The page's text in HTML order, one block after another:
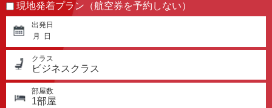
現地発着プラン（航空券を予約しない）
出発日
月
日
クラス
ビジネスクラス
部屋数
1部屋